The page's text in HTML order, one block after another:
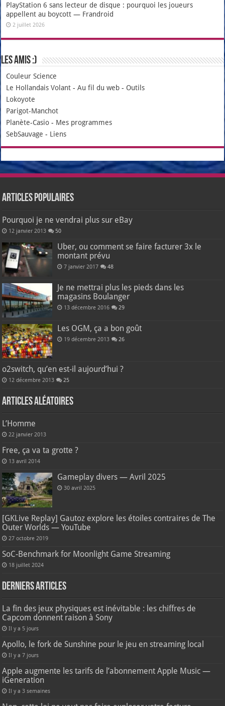
PlayStation 6 sans lecteur de disque : pourquoi les joueurs
appellent au boycott — Frandroid
2 juillet 2026
Les amis :)
Couleur Science
Le Hollandais Volant -Au fil du web - Outils
Lokoyote
Parigot-Manchot
Planète-Casio - Mes programmes
SebSauvage - Liens
Articles populaires
Pourquoi je ne vendrai plus sur eBay
12 janvier 2013 50
Uber, ou comment se faire facturer 3x le
montant prévu
7 janvier 2017 48
Je ne mettrai plus les pieds dans les
magasins Boulanger
13 décembre 2016 29
Les OGM, ça a bon goût
19 décembre 2013 26
o2switch, qu’en est-il aujourd’hui ?
12 décembre 2013 25
Articles aléatoires
L’Homme
22 janvier 2013
Free, ça va ta grotte ?
13 avril 2014
Gameplay divers — Avril 2025
30 avril 2025
[GKLive Replay] Gautoz explore les étoiles contraires de The
Outer Worlds — YouTube
27 octobre 2019
SoC-Benchmark for Moonlight Game Streaming
18 juillet 2024
Derniers articles
La fin des jeux physiques est inévitable : les chiffres de
Capcom donnent raison à Sony
Il y a 5 jours
Apollo, le fork de Sunshine pour le jeu en streaming local
Il y a 7 jours
Apple augmente les tarifs de l’abonnement Apple Music —
iGeneration
Il y a 3 semaines